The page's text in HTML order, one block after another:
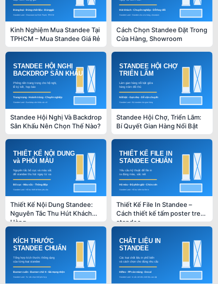
Kinh Nghiệm Mua Standee Tại
TPHCM – Mua Standee Giá Rẻ
Cách Chọn Standee Đặt Trong
Cửa Hàng, Showroom
Standee Hội Nghị Và Backdrop
Sân Khấu Nên Chọn Thế Nào?
Standee Hội Chợ, Triển Lãm:
Bí Quyết Gian Hàng Nổi Bật
Thiết Kế Nội Dung Standee:
Nguyên Tắc Thu Hút Khách
Hàng
Thiết Kế File In Standee –
Cách thiết kế tấm poster treo
standee